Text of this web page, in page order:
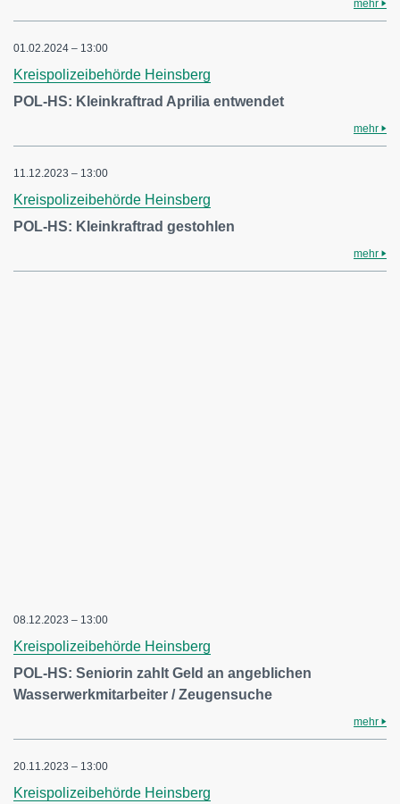
mehr
01.02.2024 – 13:00
Kreispolizeibehörde Heinsberg
POL-HS: Kleinkraftrad Aprilia entwendet
mehr
11.12.2023 – 13:00
Kreispolizeibehörde Heinsberg
POL-HS: Kleinkraftrad gestohlen
mehr
08.12.2023 – 13:00
Kreispolizeibehörde Heinsberg
POL-HS: Seniorin zahlt Geld an angeblichen
Wasserwerkmitarbeiter / Zeugensuche
mehr
20.11.2023 – 13:00
Kreispolizeibehörde Heinsberg